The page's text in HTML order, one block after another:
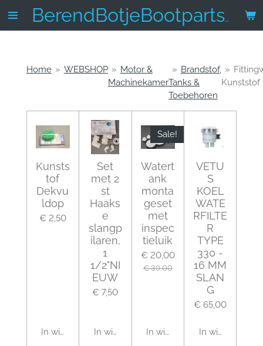
Ga
BerendBotjeBootparts.nl
Home » WEBSHOP » Motor &
Machinekamer
» Brandstof,
Tanks &
Toebehoren
»
Kunststof
Kunsts
tof
Dekvu
ldop
€ 2,50
In winkelwagen
Set
met 2
st
Haaks
e
slangp
ilaren,
1
1/2"NI
EUW
€ 7,50
In winkelwagen
Sale!
Watert
ank
monta
geset
met
inspec
tieluik
€ 20,00
€ 39,00
In winkelwagen
VETU
S
KOEL
WATE
RFILTE
R
TYPE
330 -
16 MM
SLAN
G
€ 65,00
In winkelwagen